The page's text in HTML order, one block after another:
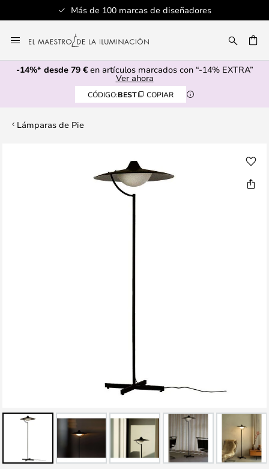
Más de 100 marcas de diseñadores
al
contenido
-14%* desde 79 €en artículos marcados con “-14% EXTRA”
Ver ahora
CÓDIGO:BEST COPIAR
Lámparas de Pie